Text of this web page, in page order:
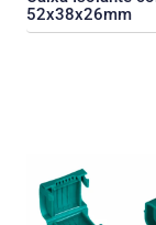
52x38x26mm